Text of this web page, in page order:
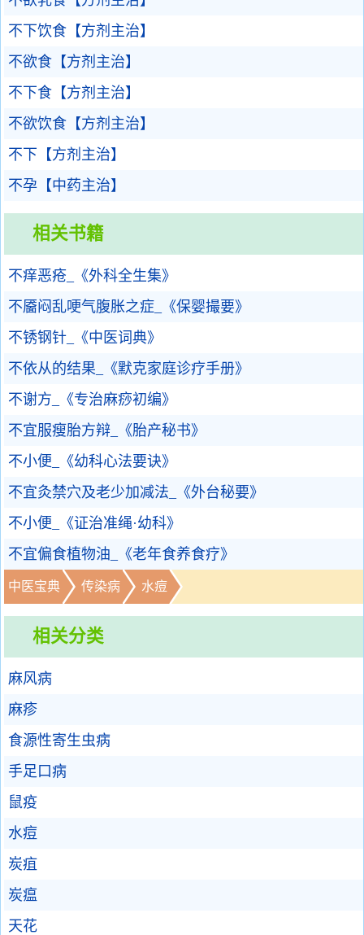
不下饮食【方剂主治】
不欲食【方剂主治】
不下食【方剂主治】
不欲饮食【方剂主治】
不下【方剂主治】
不孕【中药主治】
相关书籍
不痒恶疮_《外科全生集》
不靥闷乱哽气腹胀之症_《保婴撮要》
不锈钢针_《中医词典》
不依从的结果_《默克家庭诊疗手册》
不谢方_《专治麻痧初编》
不宜服瘦胎方辩_《胎产秘书》
不小便_《幼科心法要诀》
不宜灸禁穴及老少加减法_《外台秘要》
不小便_《证治准绳·幼科》
不宜偏食植物油_《老年食养食疗》
中医宝典 传染病 水痘
相关分类
麻风病
麻疹
食源性寄生虫病
手足口病
鼠疫
水痘
炭疽
炭瘟
天花